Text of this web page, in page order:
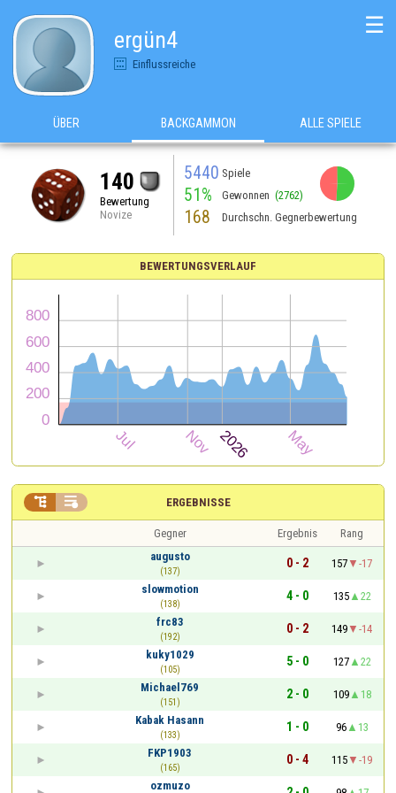
ergün4
Einflussreiche
☰
ÜBER BACKGAMMON ALLE SPIELE
140
Bewertung
Novize
5440 Spiele
51% Gewonnen (2762)
168 Durchschn. Gegnerbewertung
BEWERTUNGSVERLAUF
ERGEBNISSE
 
Gegner Ergebnis
Rang
augusto
(137)
0 - 2 157
-17
slowmotion
(138)
4 - 0 135
22
frc83
(192)
0 - 2 149
-14
kuky1029
(105)
5 - 0 127
22
Michael769
(151)
2 - 0 109
18
Kabak Hasann
(133)
1 - 0 96
13
FKP1903
(165)
0 - 4 115
-19
ozmuzo